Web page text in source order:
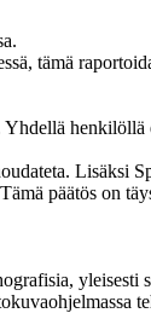
tämä
henkilöllä
Lisäksi
päätös on
yleisesti